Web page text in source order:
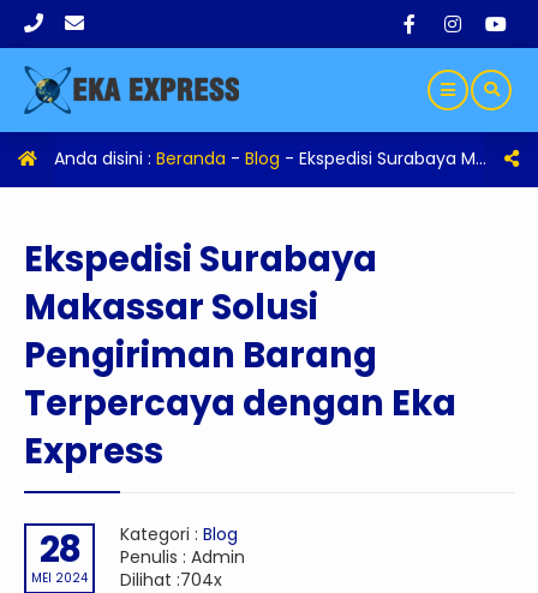
Anda disini : Beranda - Blog - Ekspedisi Surabaya Makassar Solusi Pengiriman Barang Terpercaya dengan Eka Express
Ekspedisi Surabaya
Makassar Solusi
Pengiriman Barang
Terpercaya dengan Eka
Express
28
MEI 2024
Kategori : Blog
Penulis : Admin
Dilihat :704x